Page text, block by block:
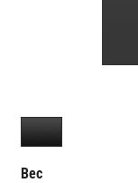
Вес